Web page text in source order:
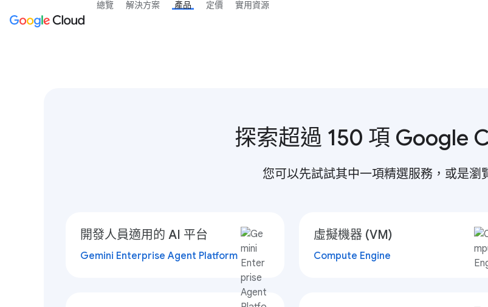
探索超過 150 項 Google
您可以先試試其中一項精選服務，或是瀏
開發人員適用的 AI 平台
Gemini Enterprise Agent Platform
虛擬機器 (VM)
Compute Engine
總覽 解決方案 產品 定價 實用資源